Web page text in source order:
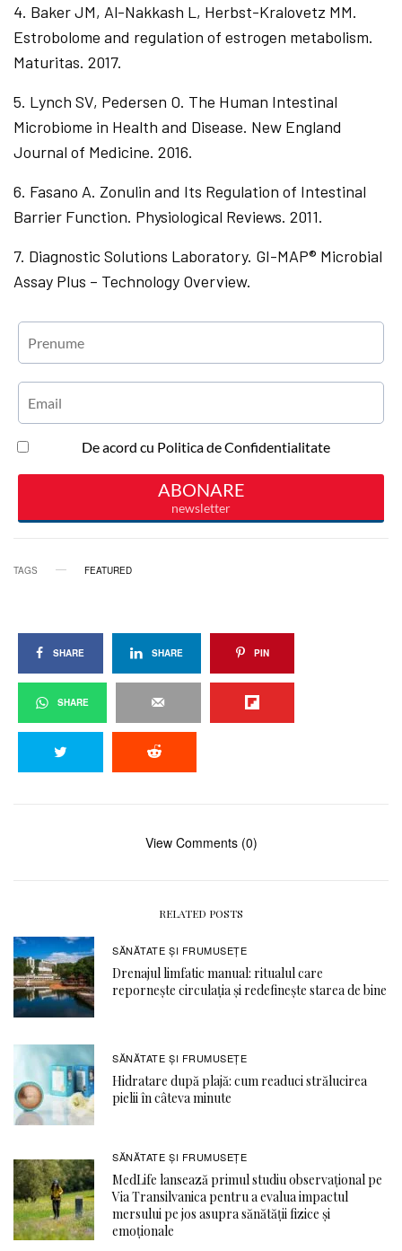
4.⁠ ⁠Baker JM, Al-Nakkash L, Herbst-Kralovetz MM.
Estrobolome and regulation of estrogen metabolism.
Maturitas. 2017.
5.⁠ ⁠Lynch SV, Pedersen O. The Human Intestinal
Microbiome in Health and Disease. New England
Journal of Medicine. 2016.
6.⁠ ⁠Fasano A. Zonulin and Its Regulation of Intestinal
Barrier Function. Physiological Reviews. 2011.
7.⁠ ⁠Diagnostic Solutions Laboratory. GI-MAP®️ Microbial
Assay Plus – Technology Overview.
TAGS FEATURED
SHARE SHARE PIN
SHARE
View Comments (0)
RELATED POSTS
SĂNĂTATE ŞI FRUMUSEȚE
Drenajul limfatic manual: ritualul care
repornește circulația și redefinește starea de bine
SĂNĂTATE ŞI FRUMUSEȚE
Hidratare după plajă: cum readuci strălucirea
pielii în câteva minute
SĂNĂTATE ŞI FRUMUSEȚE
MedLife lansează primul studiu observațional pe
Via Transilvanica pentru a evalua impactul
mersului pe jos asupra sănătății fizice și
emoționale